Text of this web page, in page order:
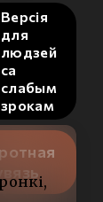
Версія
для
людзей
са
слабым
зрокам